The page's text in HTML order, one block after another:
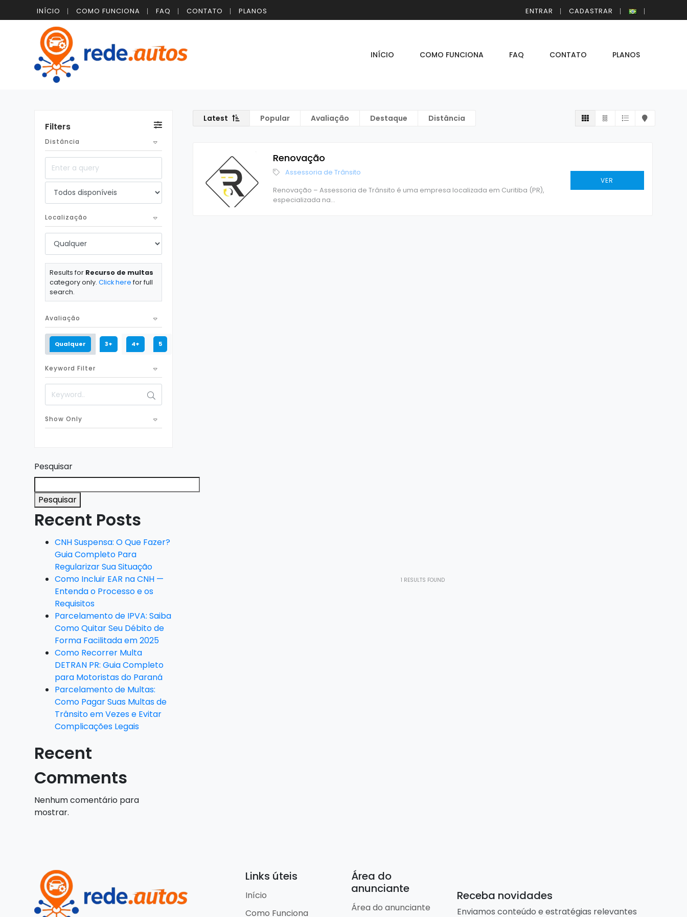
INÍCIO COMO FUNCIONA FAQ CONTATO PLANOS ENTRAR CADASTRAR
INÍCIO COMO FUNCIONA FAQ CONTATO PLANOS
Filters
Distância
Localização
Results for Recurso de multas
category only. Click here for full
search.
Avaliação
Qualquer 3+ 4+ 5
Keyword Filter
Show Only
Pesquisar
Pesquisar
Recent Posts
CNH Suspensa: O Que Fazer?
Guia Completo Para
Regularizar Sua Situação
Como Incluir EAR na CNH —
Entenda o Processo e os
Requisitos
Parcelamento de IPVA: Saiba
Como Quitar Seu Débito de
Forma Facilitada em 2025
Como Recorrer Multa
DETRAN PR: Guia Completo
para Motoristas do Paraná
Parcelamento de Multas:
Como Pagar Suas Multas de
Trânsito em Vezes e Evitar
Complicações Legais
Recent
Comments
Nenhum comentário para
mostrar.
Latest Popular Avaliação Destaque Distância
Renovação
Assessoria de Trânsito
Renovação – Assessoria de Trânsito é uma empresa localizada em Curitiba (PR),
especializada na...
VER
1 RESULTS FOUND
Links úteis
Início
Como Funciona
Área do
anunciante
Área do anunciante
Receba novidades
Enviamos conteúdo e estratégias relevantes